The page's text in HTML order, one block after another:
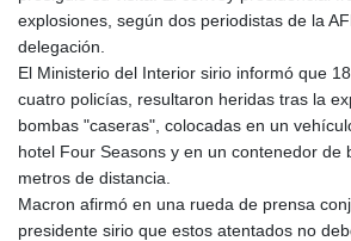
explosiones, según dos periodistas de la
delegación.
El Ministerio del Interior sirio informó que
cuatro policías, resultaron heridas tras la
bombas "caseras", colocadas en un
hotel Four Seasons y en un contenedor de
metros de distancia.
Macron afirmó en una rueda de prensa
presidente sirio que estos atentados no